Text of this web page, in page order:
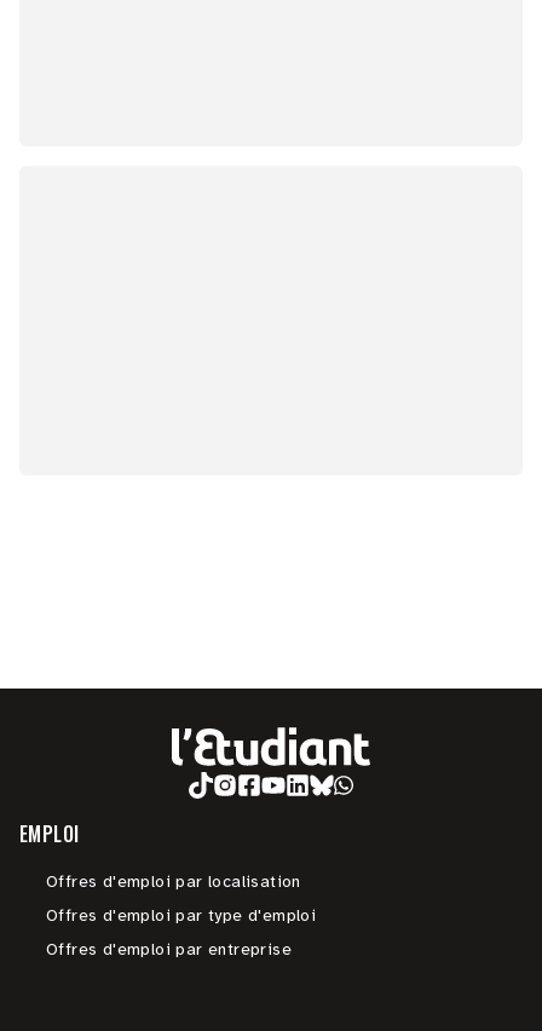
EMPLOI
Offres d'emploi par localisation
Offres d'emploi par type d'emploi
Offres d'emploi par entreprise